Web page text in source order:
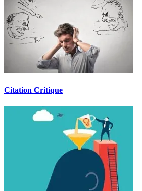
Citation Critique